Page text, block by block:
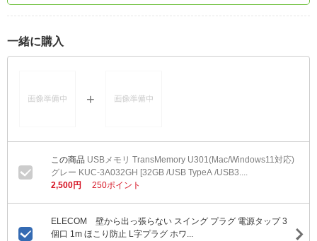
一緒に購入
USBメモリ TransMemory U301(Mac/Windows11対応)
グレー KUC-3A032GH [32GB /USB TypeA /USB3....
2,500円
250ポイント
ELECOM 壁から出っ張らない スイング プラグ 電源タップ 3
個口 1m ほこり防止 L字プラグ ホワ...